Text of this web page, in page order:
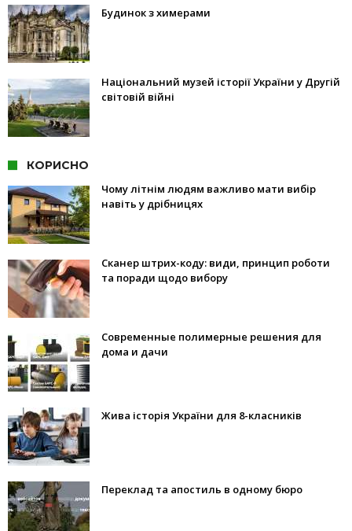
Будинок з химерами
Національний музей історії України у Другій
світовій війні
КОРИСНО
Чому літнім людям важливо мати вибір
навіть у дрібницях
Сканер штрих-коду: види, принцип роботи
та поради щодо вибору
Современные полимерные решения для
дома и дачи
Жива історія України для 8-класників
Переклад та апостиль в одному бюро